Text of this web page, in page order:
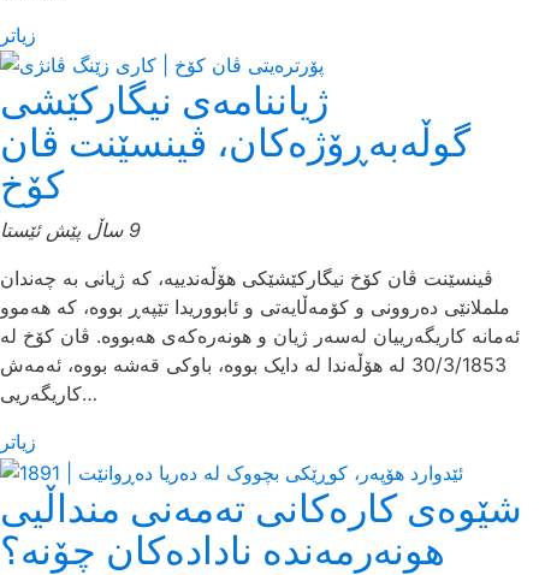
زیاتر
ژیاننامەی نیگارکێشی
گوڵەبەڕۆژەکان، ڤینسێنت ڤان
کۆخ
9 ساڵ پێش ئێستا
ڤینسێنت ڤان کۆخ نیگارکێشێکی هۆڵەندییە، کە ژیانی بە چەندان
ململانێی دەروونی و کۆمەڵایەتی و ئابووریدا تێپەڕ بووە، کە هەموو
ئەمانە کاریگەرییان لەسەر ژیان و هونەرەکەی هەبووە. ڤان کۆخ لە
30/3/1853 لە هۆڵەندا لە دایک بووە، باوکی قەشە بووە، ئەمەش
کاریگەریی…
زیاتر
شێوەی کارەکانی تەمەنی منداڵیی
هونەرمەندە نادادەکان چۆنە؟